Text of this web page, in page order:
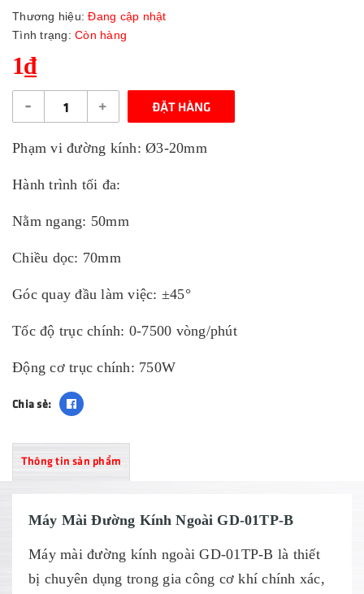
Thương hiệu: Đang cập nhật
Tình trạng: Còn hàng
1₫
- + ĐẶT HÀNG
Phạm vi đường kính: Ø3-20mm
Hành trình tối đa:
Nằm ngang: 50mm
Chiều dọc: 70mm
Góc quay đầu làm việc: ±45°
Tốc độ trục chính: 0-7500 vòng/phút
Động cơ trục chính: 750W
Chia sẻ:
Thông tin sản phẩm
Máy Mài Đường Kính Ngoài GD-01TP-B
Máy mài đường kính ngoài GD-01TP-B là thiết
bị chuyên dụng trong gia công cơ khí chính xác,